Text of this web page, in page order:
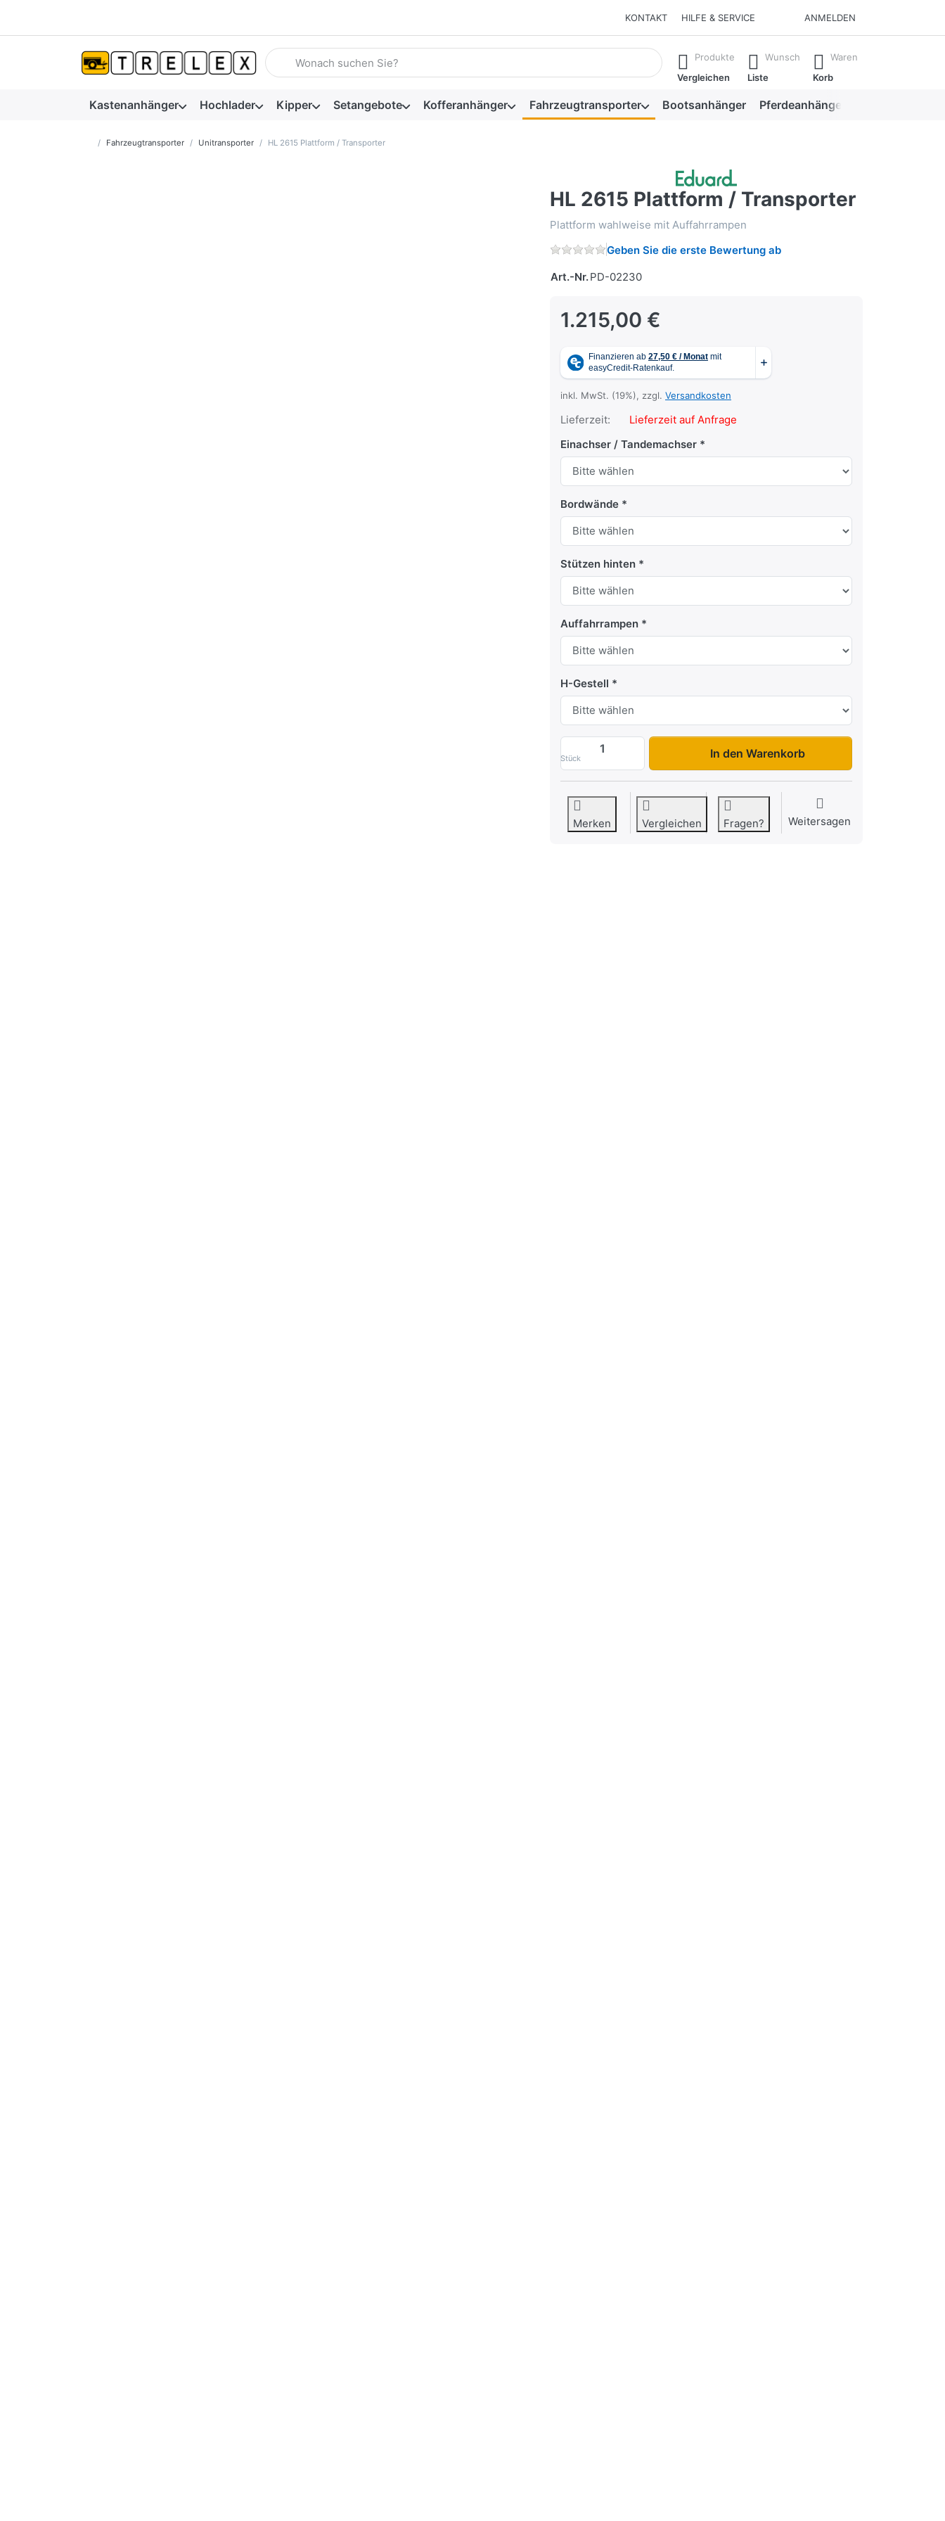
KONTAKT HILFE & SERVICE ANMELDEN
Geben Sie einen Suchbegriff ein. Während Sie tippen, erscheinen automatisch erste Ergebnisse. Drücken Sie die Eingabetaste, um alle
Produkte
Vergleichen
Wunsch
Liste
Waren
Korb
Kastenanhänger Hochlader Kipper Setangebote Kofferanhänger Fahrzeugtransporter Bootsanhänger Pferdeanhänger
Startseite
Fahrzeugtransporter Unitransporter HL 2615 Plattform / Transporter
HL 2615 Plattform / Transporter
Plattform wahlweise mit Auffahrrampen
Geben Sie die erste Bewertung ab
Art.-Nr.PD-02230
1.215,00 €
inkl. MwSt. (19%), zzgl. Versandkosten
Lieferzeit:
Lieferzeit auf Anfrage
Einachser / Tandemachser
Bordwände
Stützen hinten
Auffahrrampen
H-Gestell
Stück
HL 2615 Plattform / Transporter zu 1.215,00 €, Menge 1.
In den Warenkorb
Merken Vergleichen Fragen? Weitersagen